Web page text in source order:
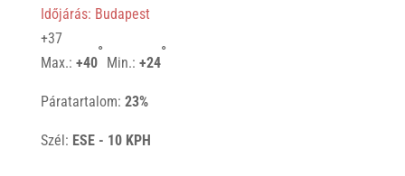
Időjárás: Budapest
+37
Max.: +40
°
Min.: +24
°
Páratartalom: 23%
Szél: ESE - 10 KPH